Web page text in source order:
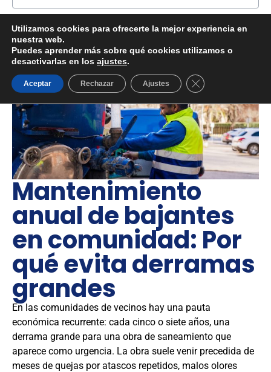
Mantenimiento
anual de bajantes
en comunidad: Por
qué evita derramas
grandes
En las comunidades de vecinos hay una pauta
económica recurrente: cada cinco o siete años, una
derrama grande para una obra de saneamiento que
aparece como urgencia. La obra suele venir precedida de
meses de quejas por atascos repetidos, malos olores
Utilizamos cookies para ofrecerte la mejor experiencia en
nuestra web.
Puedes aprender más sobre qué cookies utilizamos o
desactivarlas en los ajustes.
Aceptar Rechazar Ajustes Cerrar el banner